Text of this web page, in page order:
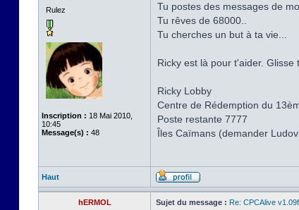
Rulez
Inscription : 18 Mai 2010,
10:45
Message(s) : 48
Tu postes des messages de
Tu rêves de 68000..
Tu cherches un but à ta vie...
Ricky est là pour t'aider.
Ricky Lobby
Centre de Rédemption du
Poste restante 7777
Îles Caïmans (demander
Haut
hERMOL Sujet du message : Re: CPCAlive v1.09f